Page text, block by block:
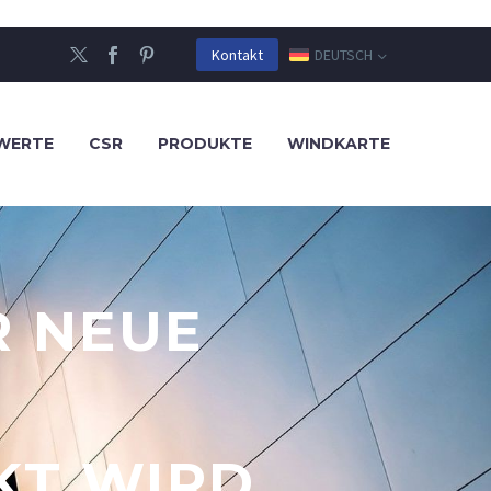
Kontakt DEUTSCH
CSR PRODUKTE WINDKARTE
NEUE